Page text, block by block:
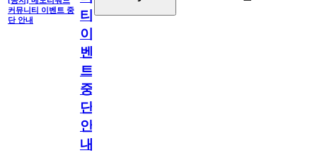
커뮤니티 이벤트 중
단 안내
티
이
벤
트
중
단
안
내